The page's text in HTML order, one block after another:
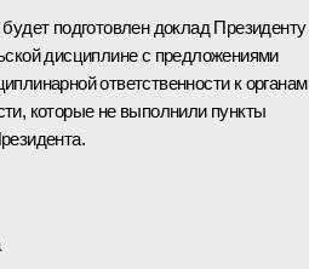
подготовлен доклад Президенту
дисциплине с предложениями
ответственности к органам
которые не выполнили пункты